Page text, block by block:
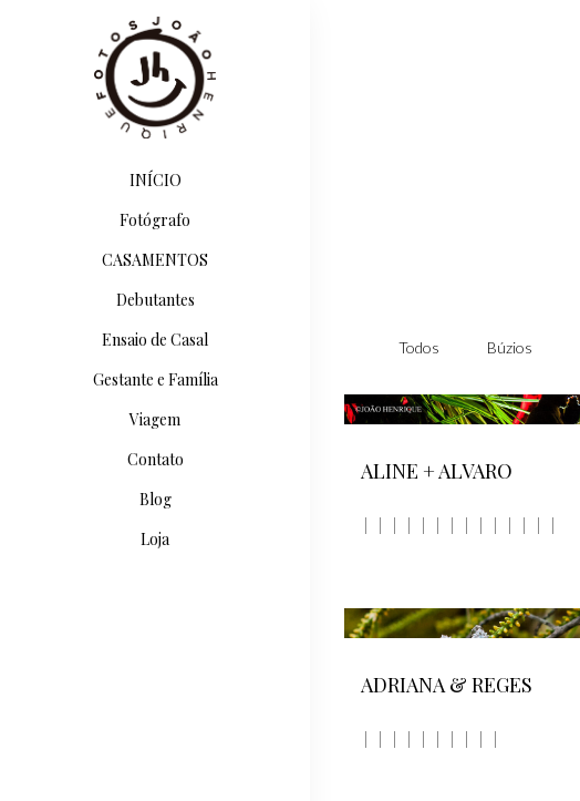
INÍCIO
Fotógrafo
CASAMENTOS
Debutantes
Ensaio de Casal
Gestante e Família
Viagem
Contato
Blog
Loja
Todos Búzios
ALINE + ALVARO
ADRIANA & REGES